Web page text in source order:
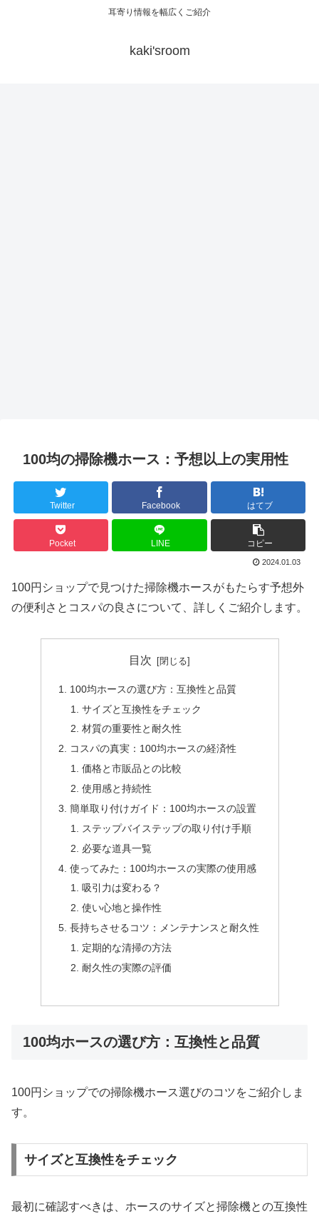
耳寄り情報を幅広くご紹介
kaki'sroom
100均の掃除機ホース：予想以上の実用性
Twitter Facebook はてブ
Pocket LINE コピー
2024.01.03
100円ショップで見つけた掃除機ホースがもたらす予想外
の便利さとコスパの良さについて、詳しくご紹介します。
目次
100均ホースの選び方：互換性と品質
サイズと互換性をチェック
材質の重要性と耐久性
コスパの真実：100均ホースの経済性
価格と市販品との比較
使用感と持続性
簡単取り付けガイド：100均ホースの設置
ステップバイステップの取り付け手順
必要な道具一覧
使ってみた：100均ホースの実際の使用感
吸引力は変わる？
使い心地と操作性
長持ちさせるコツ：メンテナンスと耐久性
定期的な清掃の方法
耐久性の実際の評価
100均ホースの選び方：互換性と品質
100円ショップでの掃除機ホース選びのコツをご紹介しま
す。
サイズと互換性をチェック
最初に確認すべきは、ホースのサイズと掃除機との互換性